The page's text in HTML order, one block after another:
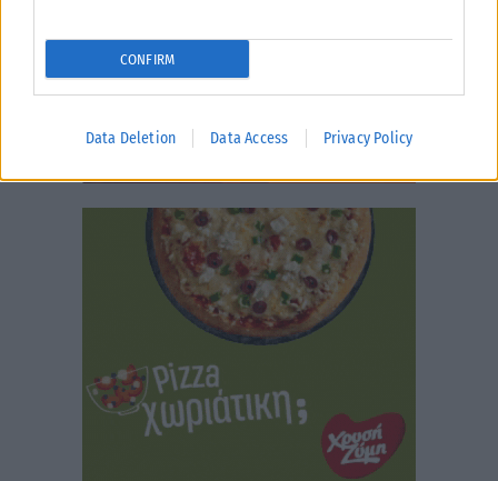
CONFIRM
Data Deletion Data Access Privacy Policy